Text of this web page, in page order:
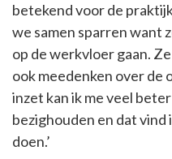
betekend voor de
we samen sparren want
op de werkvloer gaan.
ook meedenken over de
inzet kan ik me veel
bezighouden en dat
doen.’